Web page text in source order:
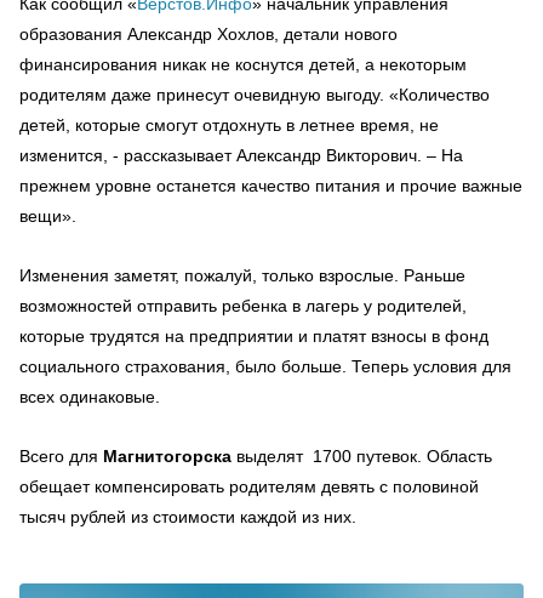
образования Александр Хохлов, детали нового
финансирования никак не коснутся детей, а некоторым
родителям даже принесут очевидную выгоду. «Количество
детей, которые смогут отдохнуть в летнее время, не
изменится, - рассказывает Александр Викторович. – На
прежнем уровне останется качество питания и прочие важные
вещи».
Изменения заметят, пожалуй, только взрослые. Раньше
возможностей отправить ребенка в лагерь у родителей,
которые трудятся на предприятии и платят взносы в фонд
социального страхования, было больше. Теперь условия для
всех одинаковые.
Всего для Магнитогорска выделят 1700 путевок. Область
обещает компенсировать родителям девять с половиной
тысяч рублей из стоимости каждой из них.